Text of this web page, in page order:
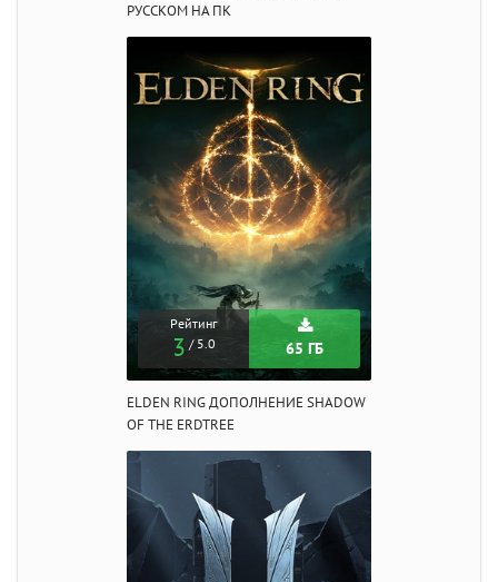
РУССКОМ НА ПК
Рейтинг
3 / 5.0 65 ГБ
ELDEN RING ДОПОЛНЕНИЕ SHADOW
OF THE ERDTREE